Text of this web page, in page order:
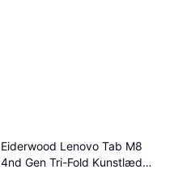
Eiderwood Lenovo Tab M8
4nd Gen Tri-Fold Kunstlæder